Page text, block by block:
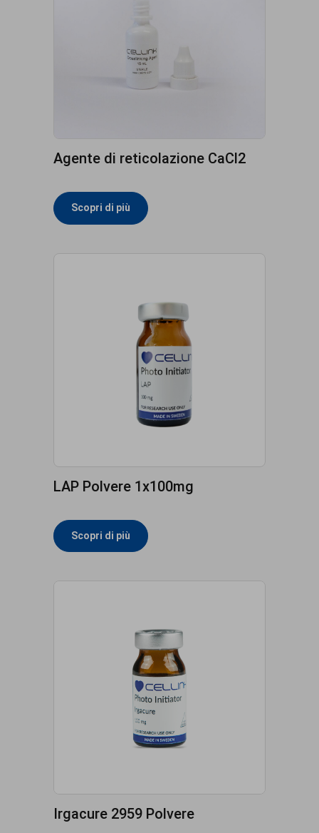
Agente di reticolazione CaCl2
Scopri di più
LAP Polvere 1x100mg
Scopri di più
Irgacure 2959 Polvere